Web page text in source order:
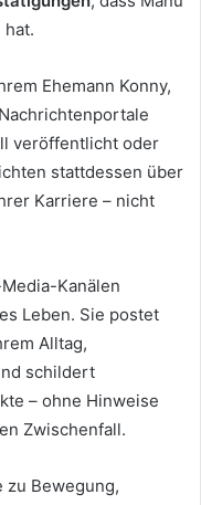
hat.
Ehemann Konny,
veröffentlicht oder
stattdessen über
Karriere – nicht
Kanälen
Leben. Sie postet
Alltag,
schildert
– ohne Hinweise
Zwischenfall.
zu Bewegung,